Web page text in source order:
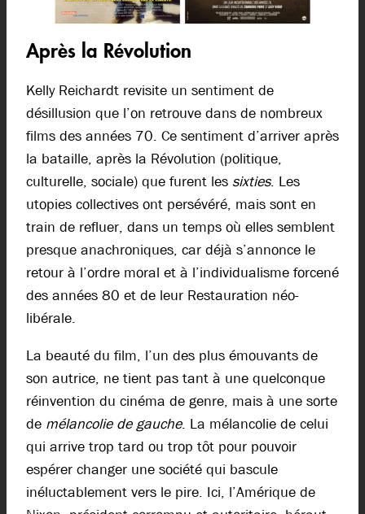
Après la Révolution
Kelly Reichardt revisite un sentiment de
désillusion que l’on retrouve dans de nombreux
films des années 70. Ce sentiment d’arriver après
la bataille, après la Révolution (politique,
culturelle, sociale) que furent les sixties. Les
utopies collectives ont persévéré, mais sont en
train de refluer, dans un temps où elles semblent
presque anachroniques, car déjà s’annonce le
retour à l’ordre moral et à l’individualisme forcené
des années 80 et de leur Restauration néo-
libérale.
La beauté du film, l’un des plus émouvants de
son autrice, ne tient pas tant à une quelconque
réinvention du cinéma de genre, mais à une sorte
de mélancolie de gauche. La mélancolie de celui
qui arrive trop tard ou trop tôt pour pouvoir
espérer changer une société qui bascule
inéluctablement vers le pire. Ici, l’Amérique de